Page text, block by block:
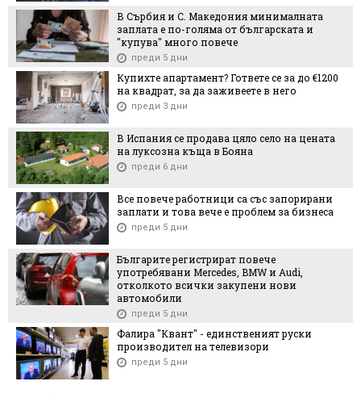
В Сърбия и С. Македония минималната
заплата е по-голяма от българската и
"купува" много повече
преди 5 дни
Купихте апартамент? Гответе се за до €1200
на квадрат, за да заживеете в него
преди 3 дни
В Испания се продава цяло село на цената
на луксозна къща в Бояна
преди 6 дни
Все повече работници са със запорирани
заплати и това вече е проблем за бизнеса
преди 5 дни
Българите регистрират повече
употребявани Mercedes, BMW и Audi,
отколкото всички закупени нови
автомобили
преди 5 дни
Фалира "Квант" - единственият руски
производител на телевизори
преди 5 дни